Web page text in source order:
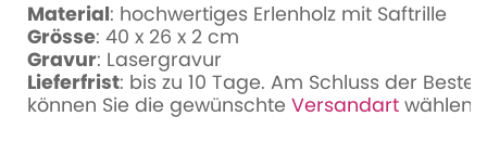
Material: hochwertiges Erlenholz mit Saftrille
Grösse: 40 x 26 x 2 cm
Gravur: Lasergravur
Lieferfrist: bis zu 10 Tage. Am Schluss der
können Sie die gewünschte Versandart wählen